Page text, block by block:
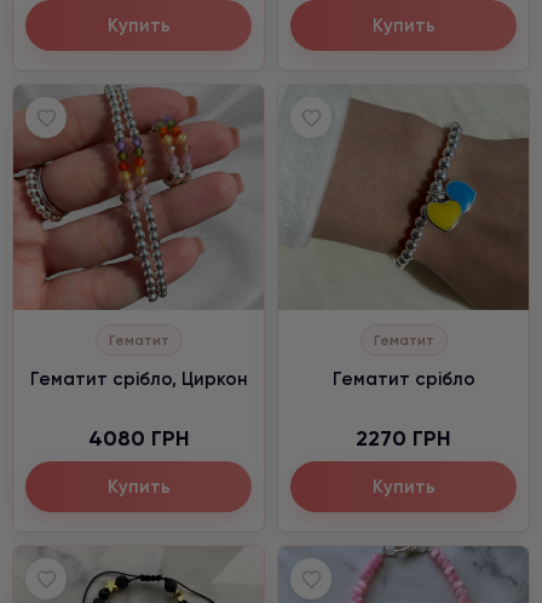
Купить Купить
Гематит
Гематит срібло, Циркон
4080 ГРН
Купить
Гематит
Гематит срібло
2270 ГРН
Купить